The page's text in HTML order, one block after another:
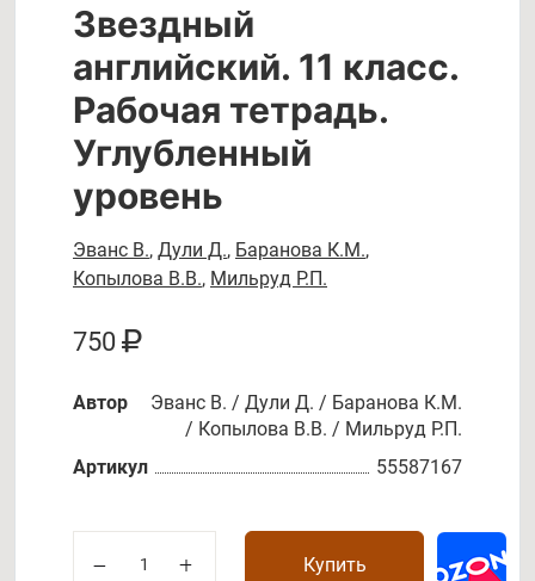
Звездный
английский. 11 класс.
Рабочая тетрадь.
Углубленный
уровень
Эванс В., Дули Д., Баранова К.М.,
Копылова В.В., Мильруд Р.П.
750
Автор
Эванс В. / Дули Д. / Баранова К.М.
/ Копылова В.В. / Мильруд Р.П.
Артикул
55587167
Купить